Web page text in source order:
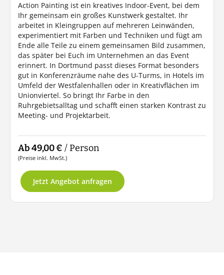
Action Painting ist ein kreatives Indoor-Event, bei dem
Ihr gemeinsam ein großes Kunstwerk gestaltet. Ihr
arbeitet in Kleingruppen auf mehreren Leinwänden,
experimentiert mit Farben und Techniken und fügt am
Ende alle Teile zu einem gemeinsamen Bild zusammen,
das später bei Euch im Unternehmen an das Event
erinnert. In Dortmund passt dieses Format besonders
gut in Konferenzräume nahe des U-Turms, in Hotels im
Umfeld der Westfalenhallen oder in Kreativflächen im
Unionviertel. So bringt Ihr Farbe in den
Ruhrgebietsalltag und schafft einen starken Kontrast zu
Meeting- und Projektarbeit.
Ab 49,00 € / Person
(Preise inkl. MwSt.)
Jetzt Angebot anfragen